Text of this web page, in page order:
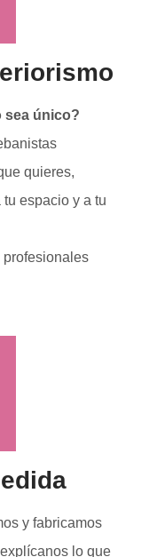
sea único?
quieres,
espacio y a tu
y fabricamos
lo que